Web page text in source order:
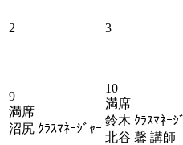
2 3
9
満席
沼尻 ｸﾗｽﾏﾈｰｼﾞｬｰ
10
満席
鈴木 ｸﾗｽﾏﾈｰｼ
北谷 馨 講師